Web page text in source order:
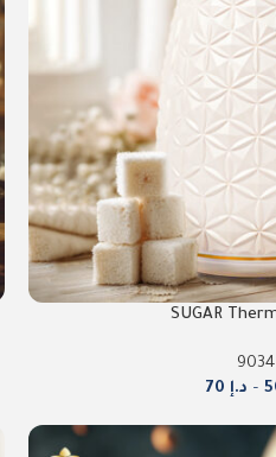
9034
– د.إ